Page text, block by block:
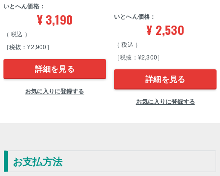
いとへん価格：
¥ 3,190
税込
［税抜：¥2,900］
詳細を見る
お気に入りに登録する
いとへん価格：
¥ 2,530
税込
［税抜：¥2,300］
詳細を見る
お気に入りに登録する
お支払方法